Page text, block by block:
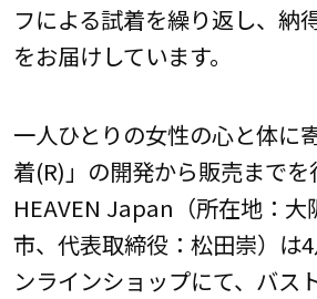
フによる試着を繰り返し、納
をお届けしています。
一人ひとりの女性の心と体に
着(R)」の開発から販売まで
HEAVEN Japan（所在地：大
市、代表取締役：松田崇）は
ンラインショップにて、バス